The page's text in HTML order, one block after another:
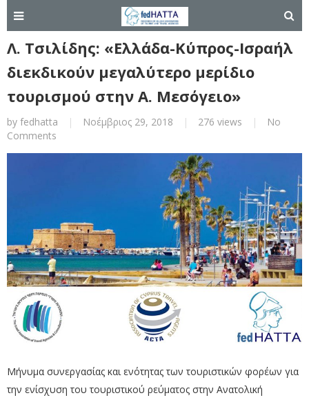
Λ. Τσιλίδης: «Ελλάδα-Κύπρος-Ισραήλ
διεκδικούν μεγαλύτερο μερίδιο
τουρισμού στην Α. Μεσόγειο»
by fedhatta | Νοέμβριος 29, 2018 | 276 views |
No
Comments
Μήνυμα συνεργασίας και ενότητας των τουριστικών φορέων για
την ενίσχυση του τουριστικού ρεύματος στην Ανατολική